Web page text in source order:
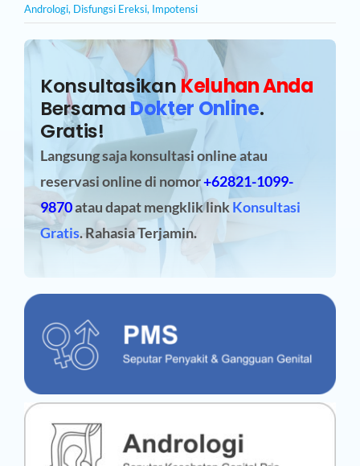
Andrologi, Disfungsi Ereksi, Impotensi
Konsultasikan Keluhan Anda
BersamaDokter Online.
Gratis!
Langsung saja konsultasi online atau
reservasi onlinedi nomor+62821-1099-
9870atau dapat mengklik linkKonsultasi
Gratis. Rahasia Terjamin.